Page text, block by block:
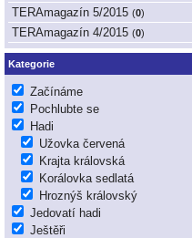
TERAmagazín 5/2015 (0)
TERAmagazín 4/2015 (0)
Kategorie
Začínáme
Pochlubte se
Hadi
Užovka červená
Krajta královská
Korálovka sedlatá
Hroznýš královský
Jedovatí hadi
Ještěři